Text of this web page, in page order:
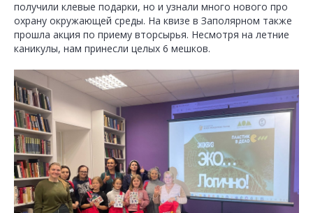
получили клевые подарки, но и узнали много нового про
охрану окружающей среды. На квизе в Заполярном также
прошла акция по приему вторсырья. Несмотря на летние
каникулы, нам принесли целых 6 мешков.